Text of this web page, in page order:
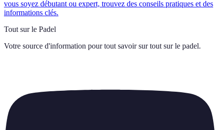
vous soyez débutant ou expert, trouvez des conseils pratiques et des
informations clés.
Tout sur le Padel
Votre source d'information pour tout savoir sur tout sur le padel.